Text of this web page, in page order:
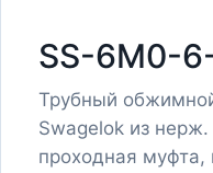
SS-6M0-
Трубный
Swagelok из нерж.
проходная